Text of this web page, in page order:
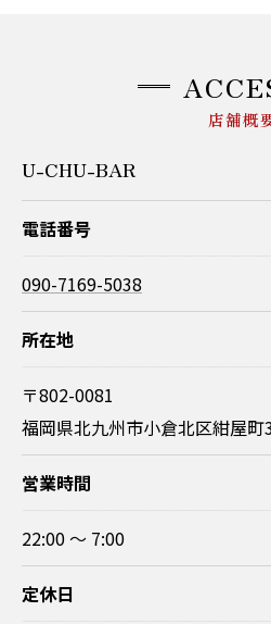
店舗概
U-CHU-BAR
電話番号
090-7169-5038
所在地
〒802-0081
福岡県北九州市小倉北区紺屋
営業時間
22:00 〜 7:00
定休日